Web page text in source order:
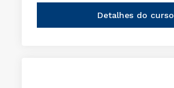
Detalhes do curso